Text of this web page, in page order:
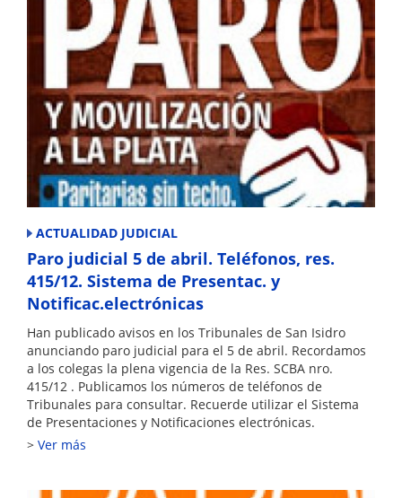
ACTUALIDAD JUDICIAL
Paro judicial 5 de abril. Teléfonos, res.
415/12. Sistema de Presentac. y
Notificac.electrónicas
Han publicado avisos en los Tribunales de San Isidro
anunciando paro judicial para el 5 de abril. Recordamos
a los colegas la plena vigencia de la Res. SCBA nro.
415/12 . Publicamos los números de teléfonos de
Tribunales para consultar. Recuerde utilizar el Sistema
de Presentaciones y Notificaciones electrónicas.
Ver más